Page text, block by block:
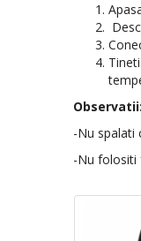
Observatii:
-Nu spalati
-Nu folositi